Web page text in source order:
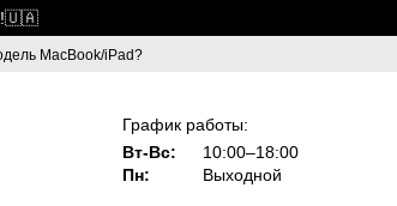
MacBook/iPad?
График работы:
Вт-Вс:
10:00–18:00
Пн:
Выходной